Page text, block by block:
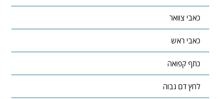
כאבי צוואר
כאבי ראש
כתף קפואה
לחץ דם גבוה